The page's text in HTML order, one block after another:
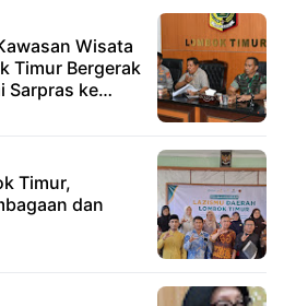
Wisata
Timur Bergerak
Sarpras ke
Timur,
dan